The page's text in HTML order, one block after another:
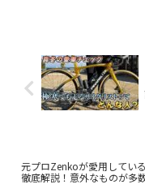
元プロZenkoが愛用してい
徹底解説！意外なものが多